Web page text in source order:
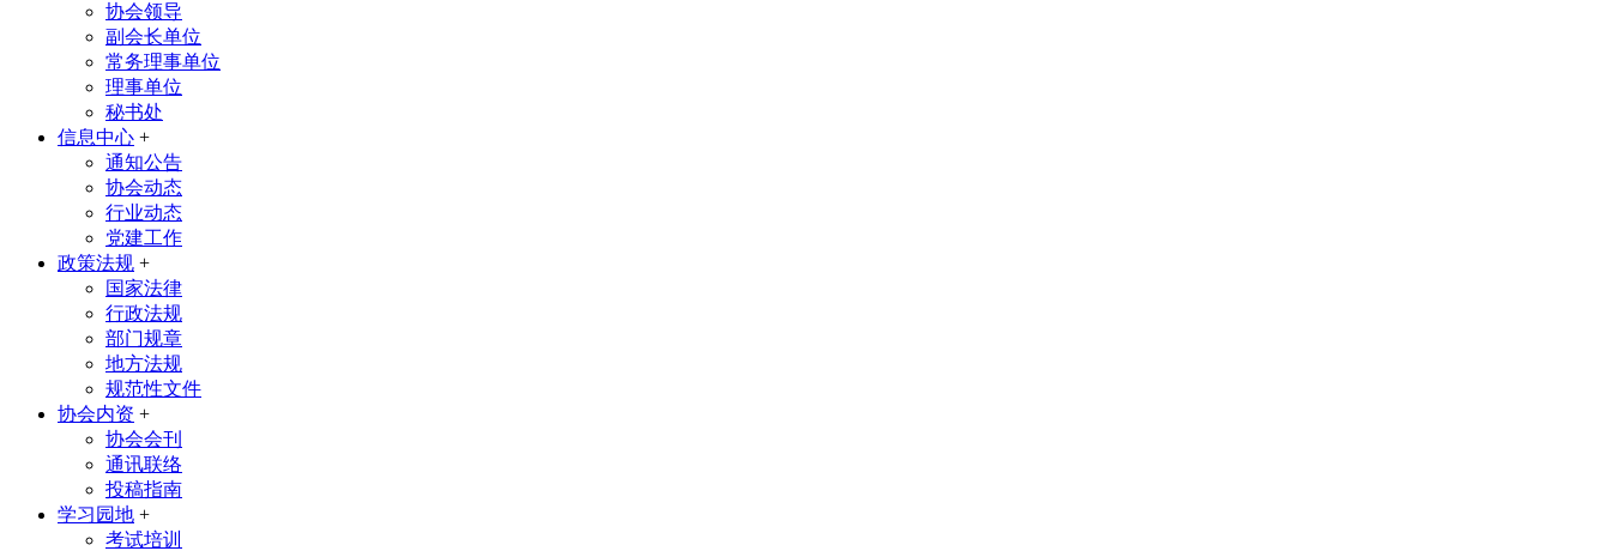
协会领导
副会长单位
常务理事单位
理事单位
秘书处
信息中心 +
通知公告
协会动态
行业动态
党建工作
政策法规 +
国家法律
行政法规
部门规章
地方法规
规范性文件
协会内资 +
协会会刊
通讯联络
投稿指南
学习园地 +
考试培训